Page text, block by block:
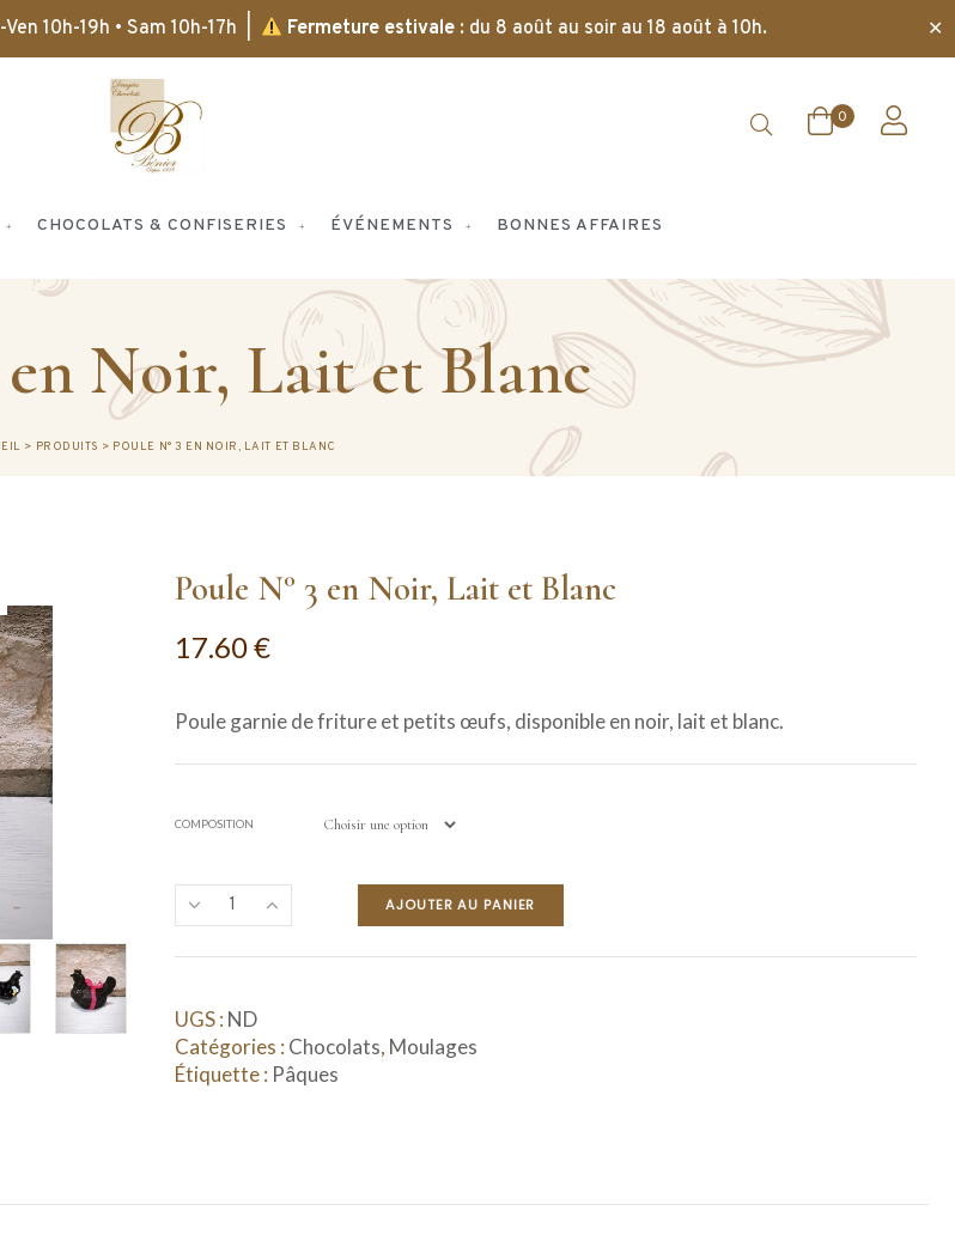
Ven 10h-19h • Sam 10h-17h | Fermeture estivale: du 8 août au soir au 18 août à 10h. ✕
0
CHOCOLATS & CONFISERIES ÉVÉNEMENTS BONNES AFFAIRES
en Noir, Lait et Blanc
> PRODUITS > POULE N° 3 EN NOIR, LAIT ET BLANC
Poule N° 3 en Noir, Lait et Blanc
17.60€
Poule garnie de friture et petits œufs, disponible en noir, lait et blanc.
COMPOSITION
AJOUTER AU PANIER
UGS : ND
Catégories : Chocolats, Moulages
Étiquette : Pâques